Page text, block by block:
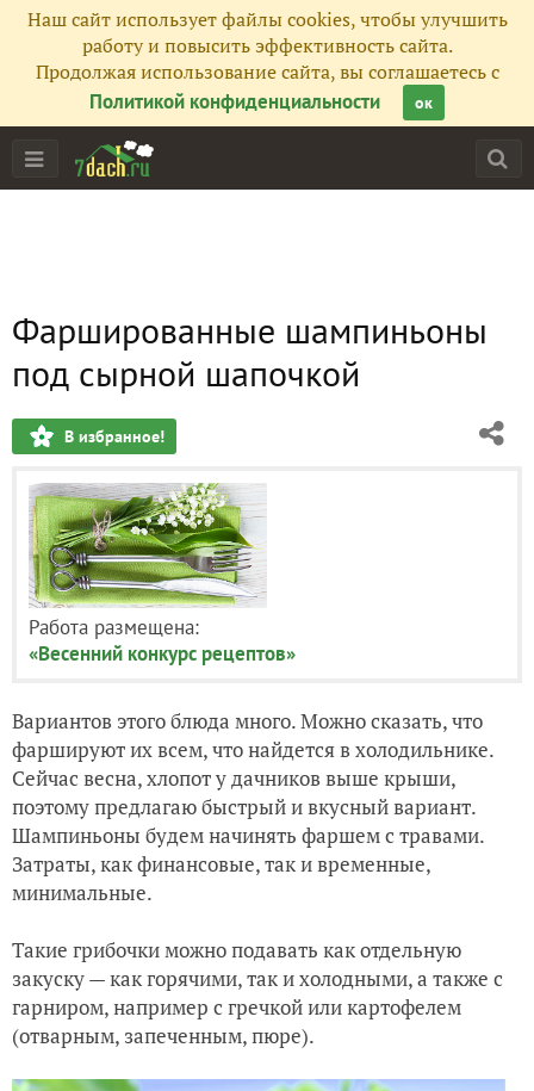
Наш сайт использует файлы cookies, чтобы улучшить
работу и повысить эффективность сайта.
Продолжая использование сайта, вы соглашаетесь с
Политикой конфиденциальности
ок
Фаршированные шампиньоны
под сырной шапочкой
В избранное!
Работа размещена:
«Весенний конкурс рецептов»
Вариантов этого блюда много. Можно сказать, что
фаршируют их всем, что найдется в холодильнике.
Сейчас весна, хлопот у дачников выше крыши,
поэтому предлагаю быстрый и вкусный вариант.
Шампиньоны будем начинять фаршем с травами.
Затраты, как финансовые, так и временные,
минимальные.
Такие грибочки можно подавать как отдельную
закуску — как горячими, так и холодными, а также с
гарниром, например с гречкой или картофелем
(отварным, запеченным, пюре).